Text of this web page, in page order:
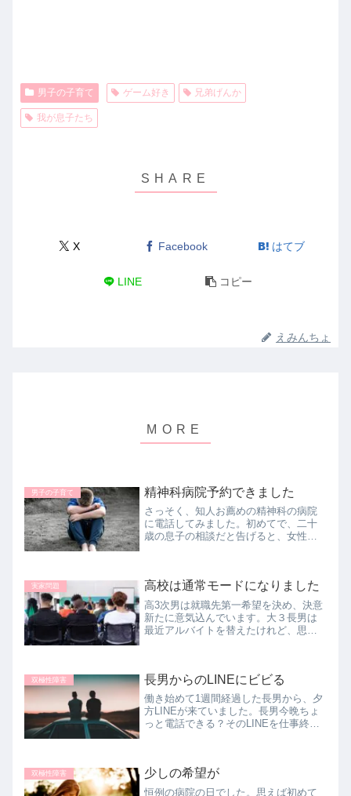
男子の子育て ゲーム好き 兄弟げんか
我が息子たち
X Facebook はてブ
LINE コピー
えみんちょ
男子の子育て 精神科病院予約できました
さっそく、知人お薦めの精神科の病院
に電話してみました。初めてで、二十
歳の息子の相談だと告げると、女性の
こちらの気持ちを察してくれてとても
優...
実家問題 高校は通常モードになりました
高3次男は就職先第一希望を決め、決意
新たに意気込んでいます。大３長男は
最近アルバイトを替えたけれど、思っ
で疲れています。
双極性障害 長男からのLINEにビビる
働き始めて1週間経過した長男から、夕
方LINEが来ていました。長男今晩ちょ
っと電話できる？そのLINEを仕事終わ
のか？？17時過ぎにLI...
双極性障害 少しの希望が
恒例の病院の日でした。思えば初めて